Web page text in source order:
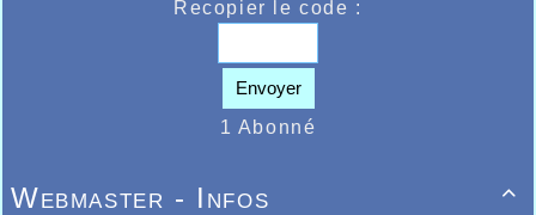
Les Poussins à Lille
Recopier le code :
Envoyer
1 Abonné

Webmaster - Infos